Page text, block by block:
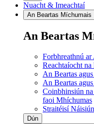
Nuacht & Imeachtaí
An Beartas Míchumais
An Beartas
Forbhreathnú
Reachtaíocht
An Beartas
An Beartas
Coinbhinsiún
faoi Mhíchumas
Straitéisí
Dún